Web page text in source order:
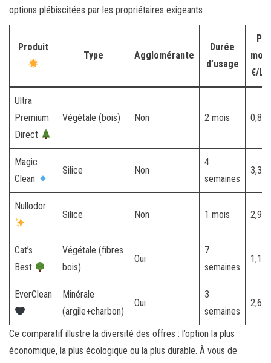
options plébiscitées par les propriétaires exigeants :
Produit
Type Agglomérante
Durée
d’usage
€/L
Ultra
Premium
Direct
Végétale (bois) Non 2 mois 0,85
Magic
Clean
Silice Non
4
semaines
3,36
Nullodor
Silice Non 1 mois 2,93
Cat’s
Best
Végétale (fibres
bois)
Oui
7
semaines
1,10
EverClean
Minérale
(argile+charbon)
Oui
3
semaines
2,60
Ce comparatif illustre la diversité des offres : l’option la plus
économique, la plus écologique ou la plus durable. À vous de